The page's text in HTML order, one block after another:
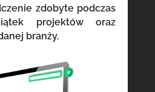
zdobyte podczas
projektów oraz
branży.